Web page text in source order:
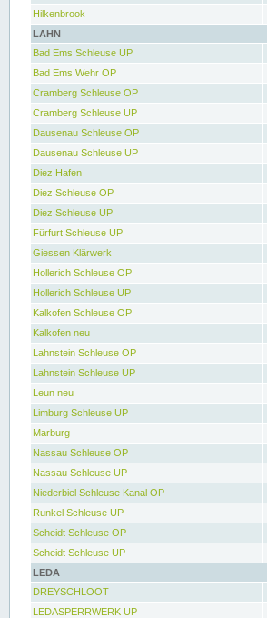
Hilkenbrook
LAHN
Bad Ems Schleuse UP
Bad Ems Wehr OP
Cramberg Schleuse OP
Cramberg Schleuse UP
Dausenau Schleuse OP
Dausenau Schleuse UP
Diez Hafen
Diez Schleuse OP
Diez Schleuse UP
Fürfurt Schleuse UP
Giessen Klärwerk
Hollerich Schleuse OP
Hollerich Schleuse UP
Kalkofen Schleuse OP
Kalkofen neu
Lahnstein Schleuse OP
Lahnstein Schleuse UP
Leun neu
Limburg Schleuse UP
Marburg
Nassau Schleuse OP
Nassau Schleuse UP
Niederbiel Schleuse Kanal OP
Runkel Schleuse UP
Scheidt Schleuse OP
Scheidt Schleuse UP
LEDA
DREYSCHLOOT
LEDASPERRWERK UP